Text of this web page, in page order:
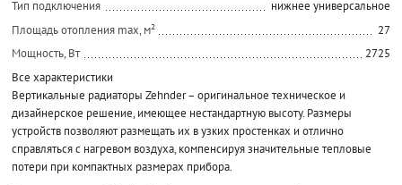
Тип подключения
нижнее универсальное
Площадь отопления max, м²
27
Мощность, Вт
2725
Все характеристики
Вертикальные радиаторы Zehnder – оригинальное техническое и
дизайнерское решение, имеющее нестандартную высоту. Размеры
устройств позволяют размещать их в узких простенках и отлично
справляться с нагревом воздуха, компенсируя значительные тепловые
потери при компактных размерах прибора.